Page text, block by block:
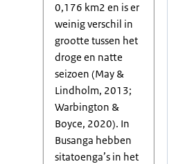
0,176 km2 en is er
weinig verschil in
grootte tussen het
droge en natte
seizoen (May &
Lindholm, 2013;
Warbington &
Boyce, 2020). In
Busanga hebben
sitatoenga’s in het